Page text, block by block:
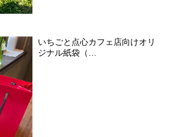
いちごと点心カフェ店向けオリ
ジナル紙袋（…